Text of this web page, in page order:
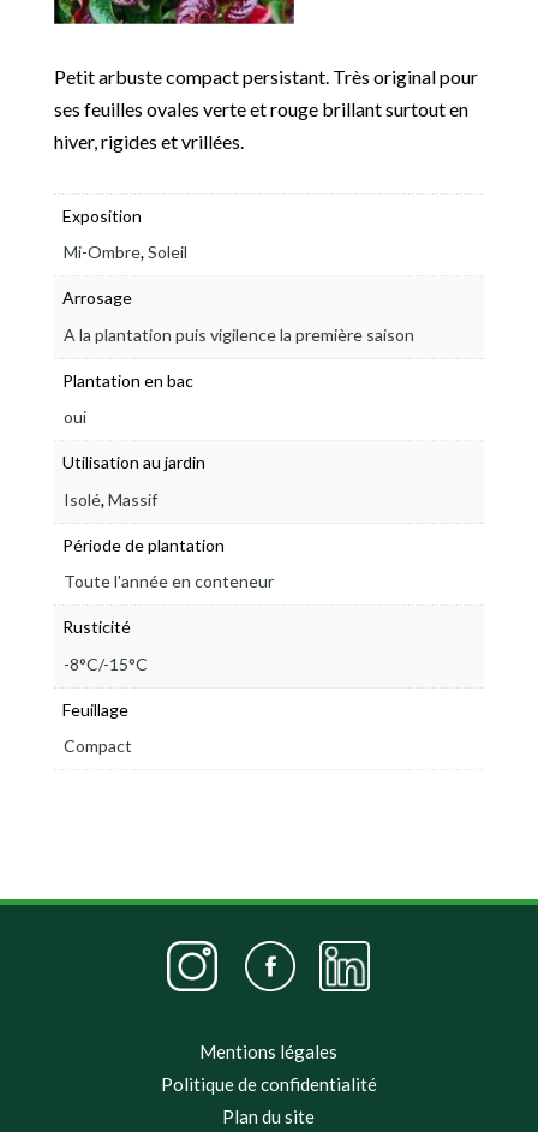
Petit arbuste compact persistant. Très original pour
ses feuilles ovales verte et rouge brillant surtout en
hiver, rigides et vrillées.
Exposition
Mi-Ombre,Soleil
Arrosage
A la plantation puis vigilence la première saison
Plantation en bac
oui
Utilisation au jardin
Isolé, Massif
Période de plantation
Toute l'année en conteneur
Rusticité
-8°C/-15°C
Feuillage
Compact
Mentions légales
Politique de confidentialité
Plan du site